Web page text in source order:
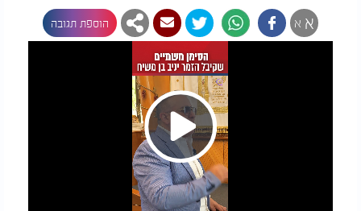
א א הוספת תגובה
Play